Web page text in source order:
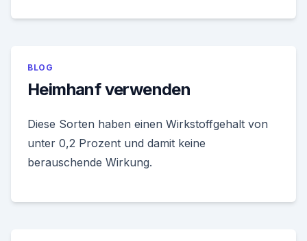
BLOG
Heimhanf verwenden
Diese Sorten haben einen Wirkstoffgehalt von
unter 0,2 Prozent und damit keine
berauschende Wirkung.